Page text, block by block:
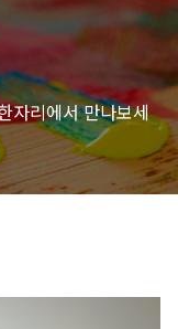
자리에서 만나보세